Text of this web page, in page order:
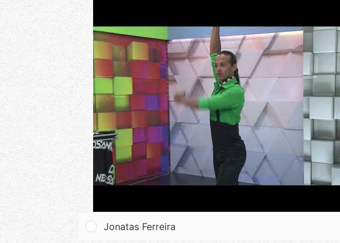
Jonatas Ferreira